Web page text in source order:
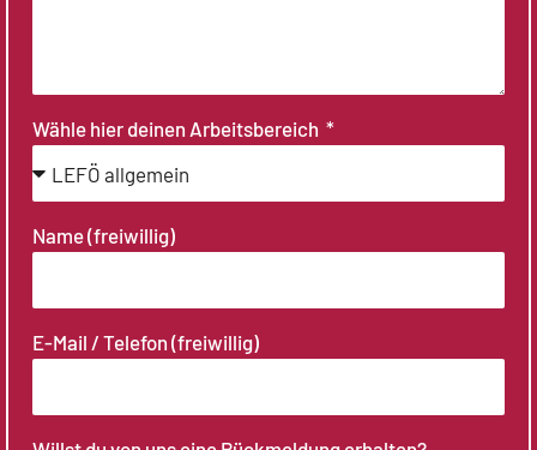
Wähle hier deinen Arbeitsbereich
Name (freiwillig)
E-Mail / Telefon (freiwillig)